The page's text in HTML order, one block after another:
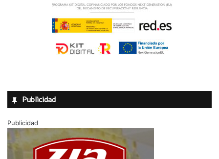
Publicidad
Publicidad